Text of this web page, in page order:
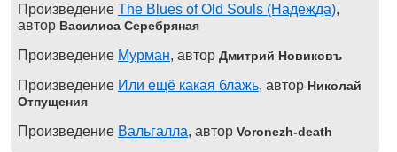
Произведение The Blues of Old Souls (Надежда),
автор Василиса Серебряная
Произведение Мурман, автор Дмитрий Новиковъ
Произведение Или ещё какая блажь, автор Николай
Отпущения
Произведение Вальгалла, автор Voronezh-death